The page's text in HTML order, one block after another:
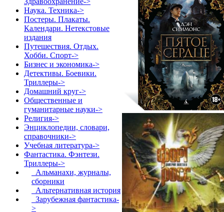
Наука. Техника->
Постеры. Плакаты.
Календари. Нетекстовые
издания
Путешествия. Отдых.
Хобби. Спорт->
Бизнес и экономика->
Детективы. Боевики.
Триллеры->
Домашний круг->
Общественные и
гуманитарные науки->
Религия->
Энциклопедии, словари,
справочники->
Учебная литература->
Фантастика. Фэнтези.
Триллеры->
Альманахи, журналы,
сборники
Альтернативная история
Зарубежная фантастика-
>